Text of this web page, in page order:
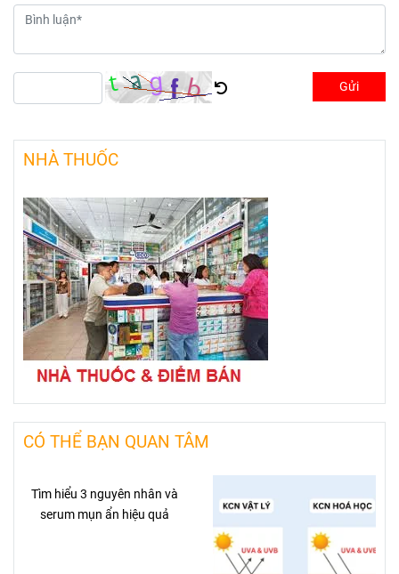
Gửi
NHÀ THUỐC
CÓ THỂ BẠN QUAN TÂM
Tìm hiểu 3 nguyên nhân và
serum mụn ẩn hiệu quả